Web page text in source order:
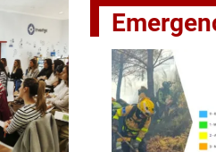
El jefe del Ejecutivo